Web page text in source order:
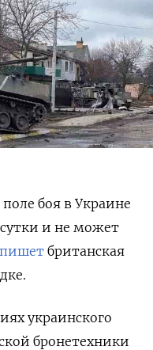
боя в Украине
и не может
пишет британская
украинского
бронетехники